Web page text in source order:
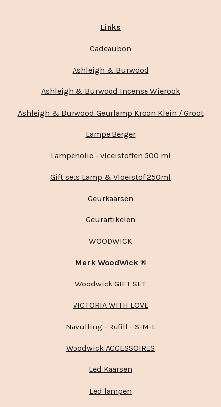
Links
Cadeaubon
Ashleigh & Burwood
Ashleigh & Burwood Incense Wierook
Ashleigh & Burwood Geurlamp Kroon Klein / Groot
Lampe Berger
Lampenolie - vloeistoffen 500 ml
Gift sets Lamp & Vloeistof 250ml
Geurkaarsen
Geurartikelen
WOODWICK
Merk WoodWick ®
Woodwick GIFT SET
VICTORIA WITH LOVE
Navulling - Refill - S-M-L
Woodwick ACCESSOIRES
Led Kaarsen
Led lampen